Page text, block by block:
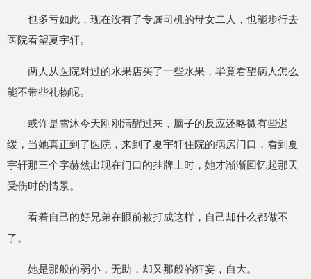
也多亏如此，现在没有了专属司机的母女二人，也能步行去
医院看望夏宇轩。
两人从医院对过的水果店买了一些水果，毕竟看望病人怎么
能不带些礼物呢。
或许是雪沐今天刚刚清醒过来，脑子的反应还略微有些迟
缓，当她真正到了医院，来到了夏宇轩住院的病房门口，看到夏
宇轩那三个字赫然出现在门口的挂牌上时，她才渐渐回忆起那天
受伤时的情景。
看着自己的好兄弟在眼前被打成这样，自己却什么都做不
了。
她是那般的弱小，无助，却又那般的狂妄，自大。